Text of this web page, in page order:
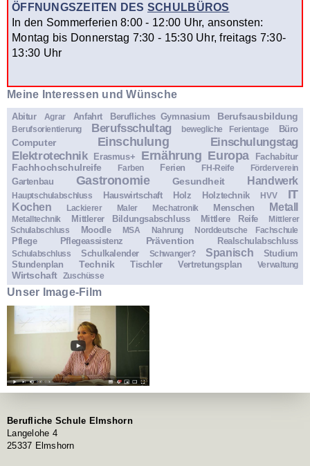
ÖFFNUNGSZEITEN DES SCHULBÜROS
In den Sommerferien 8:00 - 12:00 Uhr, ansonsten:
Montag bis Donnerstag 7:30 - 15:30 Uhr, freitags 7:30-
13:30 Uhr
Meine Interessen und Wünsche
Abitur Agrar Anfahrt Berufliches Gymnasium Berufsausbildung
Berufsorientierung Berufsschultag bewegliche Ferientage Büro
Computer Einschulung
Einschulungstag
Elektrotechnik
Erasmus+ Ernährung Europa Fachabitur
Fachhochschulreife Farben Ferien FH-Reife Förderverein
Gartenbau Gastronomie Gesundheit Handwerk
Hauptschulabschluss Hauswirtschaft Holz Holztechnik HVV IT
Kochen Lackierer Maler Mechatronik Menschen Metall
Metalltechnik Mittlerer Bildungsabschluss Mittlere Reife
Mittlerer
Schulabschluss
Moodle MSA Nahrung Norddeutsche Fachschule
Pflege Pflegeassistenz Prävention Realschulabschluss
Schulabschluss Schulkalender Schwanger? Spanisch
Studium
Stundenplan
Technik Tischler Vertretungsplan Verwaltung
Wirtschaft Zuschüsse
Unser Image-Film
Berufliche Schule Elmshorn
Langelohe 4
25337 Elmshorn